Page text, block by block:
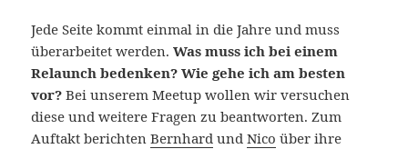
Jede Seite kommt einmal in die Jahre und muss
überarbeitet werden.Was muss ich bei einem
Relaunch bedenken? Wie gehe ich am besten
vor? Bei unserem Meetup wollen wir versuchen
diese und weitere Fragen zu beantworten. Zum
Auftakt berichtenBernhard undNico über ihre